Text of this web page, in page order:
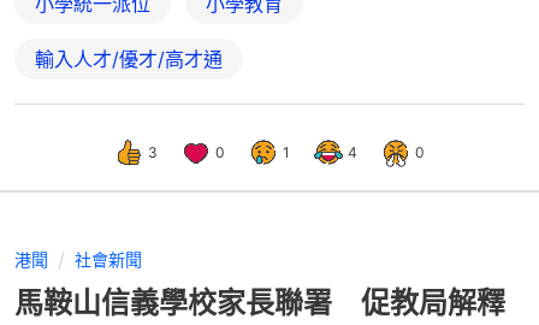
輸入人才/優才/高才通
3 0 1 4 0
港聞 社會新聞
馬鞍山信義學校家長聯署 促教局解釋